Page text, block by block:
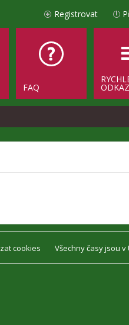
Registrovat
FAQ
Všechny časy jsou v
cookies